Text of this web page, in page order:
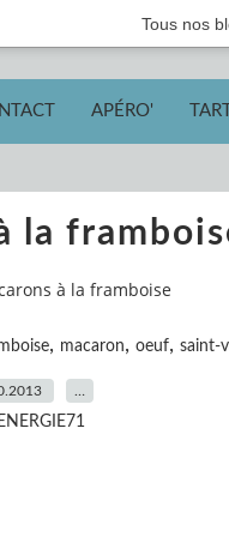
Tous nos
APÉRO'
la
à la framboise
, macaron, oeuf, saint-